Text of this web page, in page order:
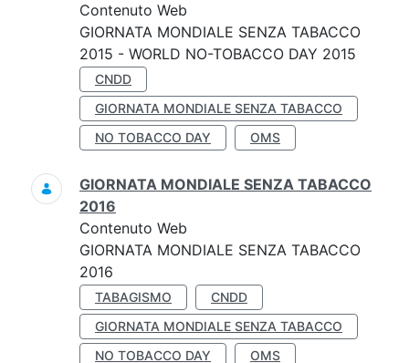
Contenuto Web
GIORNATA MONDIALE SENZA TABACCO
2015 - WORLD NO-TOBACCO DAY 2015
CNDD
GIORNATA MONDIALE SENZA TABACCO
NO TOBACCO DAY
OMS
GIORNATA MONDIALE SENZA TABACCO
2016
Contenuto Web
GIORNATA MONDIALE SENZA TABACCO
2016
TABAGISMO
CNDD
GIORNATA MONDIALE SENZA TABACCO
NO TOBACCO DAY
OMS